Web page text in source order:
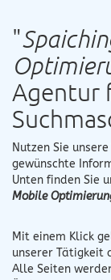
"
Agentur
Nutzen Sie
gewünschte
Unten finden Sie
Mobile
Mit einem Klick
unserer Tätigkeit
Alle Seiten